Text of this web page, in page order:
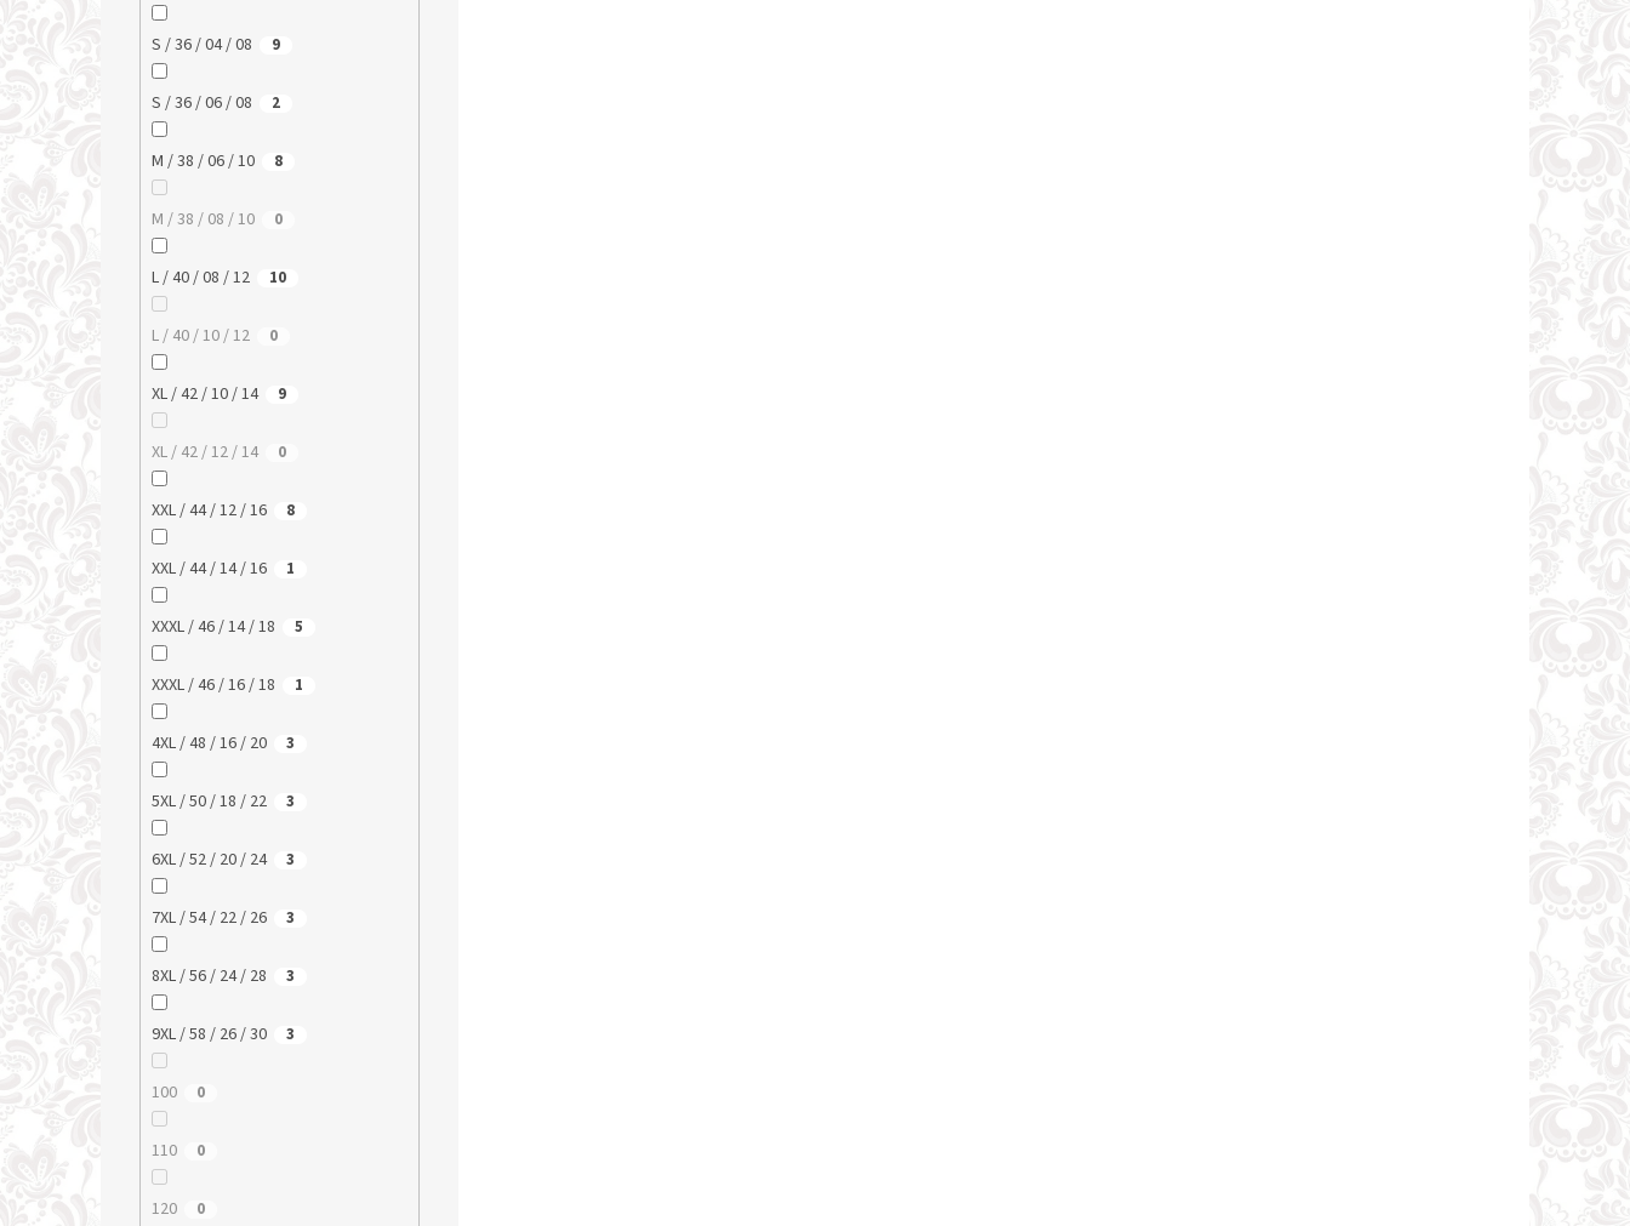
S / 36 / 04 / 08 9
S / 36 / 06 / 08 2
M / 38 / 06 / 10 8
M / 38 / 08 / 10 0
L / 40 / 08 / 12 10
L / 40 / 10 / 12 0
XL / 42 / 10 / 14 9
XL / 42 / 12 / 14 0
XXL / 44 / 12 / 16 8
XXL / 44 / 14 / 16 1
XXXL / 46 / 14 / 18 5
XXXL / 46 / 16 / 18 1
4XL / 48 / 16 / 20 3
5XL / 50 / 18 / 22 3
6XL / 52 / 20 / 24 3
7XL / 54 / 22 / 26 3
8XL / 56 / 24 / 28 3
9XL / 58 / 26 / 30 3
100 0
110 0
120 0